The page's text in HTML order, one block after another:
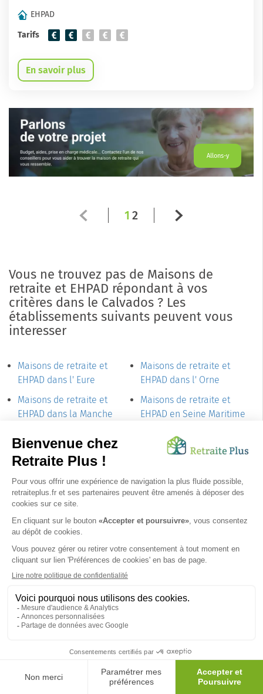
EHPAD
Tarifs
En savoir plus
Allons-y
1 2
Vous ne trouvez pas de Maisons de
retraite et EHPAD répondant à vos
critères dans le Calvados ? Les
établissements suivants peuvent vous
interesser
Maisons de retraite et
EHPAD dans l' Eure
Maisons de retraite et
EHPAD dans la Manche
Maisons de retraite et
EHPAD dans l' Orne
Maisons de retraite et
EHPAD en Seine Maritime
EHPA et EHPAD dans le Calvados
Deauville, Caen, Honfleur, Bayeux, le département du
Calvados est chargé d'émotion pour tous ceux qui ont un
plein les yeux, des instants de bien-être au quotidien, un
lieu de villégiature transformé en résidence permanente,
les seniors qui ont la chance d'occuper l'une des maisons
de retraite dans le Calvados passent une retraite
privilégiée. Ce département de prédilection, calme et
proche de Paris et des grandes métropoles, a en effet
encouragé l'installation de nombreuses résidences
autonomie, maisons de retraite et EHPAD à la disposition
divertir, profiter du soleil, de la mer, de randonnées à pied
dans le Calvados donneront à tous, grands et petits,